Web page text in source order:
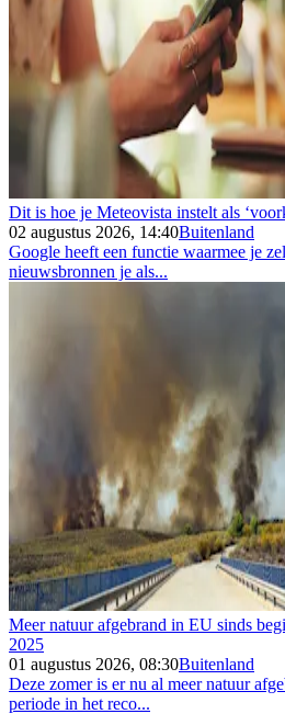
Dit is hoe je Meteovista instelt als
02 augustus 2026, 14:40Buitenland
Google heeft een functie waarmee je
nieuwsbronnen je als...
Meer natuur afgebrand in EU sinds
2025
01 augustus 2026, 08:30Buitenland
Deze zomer is er nu al meer natuur
periode in het reco...